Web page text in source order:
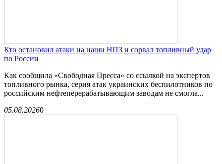
Кто остановил атаки на наши НПЗ и сорвал топливный удар
по России
Как сообщила «Свободная Пресса» со ссылкой на экспертов
топливного рынка, серия атак украинских беспилотников по
российским нефтеперерабатывающим заводам не смогла...
05.08.20260